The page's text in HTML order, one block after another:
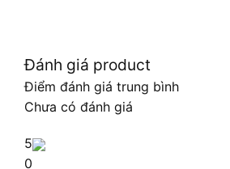
Đánh giá product
Điểm đánh giá trung bình
Chưa có đánh giá
5
0